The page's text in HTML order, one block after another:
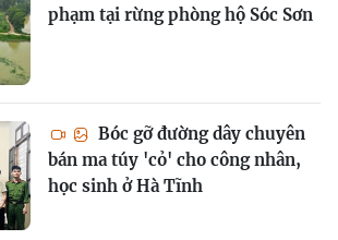
phạm tại rừng phòng hộ Sóc Sơn
Bóc gỡ đường dây chuyên
bán ma túy 'cỏ' cho công nhân,
học sinh ở Hà Tĩnh